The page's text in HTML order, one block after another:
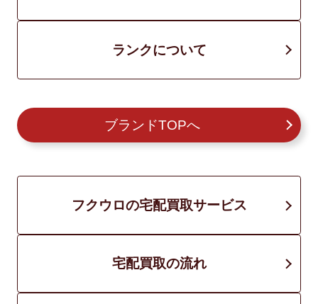
ランクについて
ブランドTOPへ
フクウロの宅配買取サービス
宅配買取の流れ